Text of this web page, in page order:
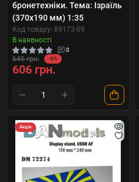
бронетехніки. Тема: Ізраїль
(370x190 мм) 1:35
Код товару: 89173-09
В наявності
0
645 грн. -6%
606 грн.
Акція